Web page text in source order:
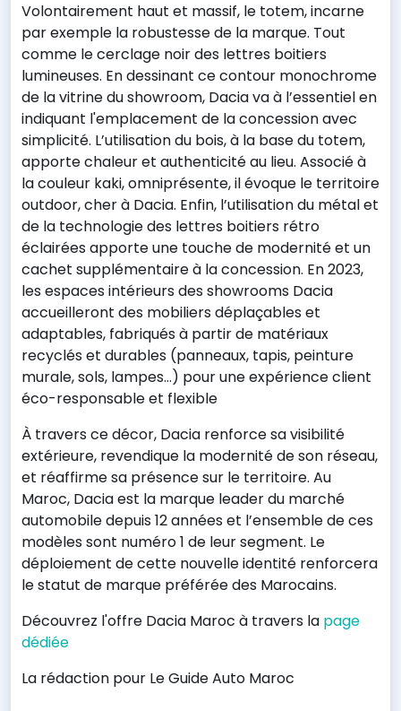
Volontairement haut et massif, le totem, incarne
par exemple la robustesse de la marque. Tout
comme le cerclage noir des lettres boitiers
lumineuses. En dessinant ce contour monochrome
de la vitrine du showroom, Dacia va à l’essentiel en
indiquant l'emplacement de la concession avec
simplicité. L’utilisation du bois, à la base du totem,
apporte chaleur et authenticité au lieu. Associé à
la couleur kaki, omniprésente, il évoque le territoire
outdoor, cher à Dacia. Enfin, l’utilisation du métal et
de la technologie des lettres boitiers rétro
éclairées apporte une touche de modernité et un
cachet supplémentaire à la concession. En 2023,
les espaces intérieurs des showrooms Dacia
accueilleront des mobiliers déplaçables et
adaptables, fabriqués à partir de matériaux
recyclés et durables (panneaux, tapis, peinture
murale, sols, lampes…) pour une expérience client
éco-responsable et flexible
À travers ce décor, Dacia renforce sa visibilité
extérieure, revendique la modernité de son réseau,
et réaffirme sa présence sur le territoire. Au
Maroc, Dacia est la marque leader du marché
automobile depuis 12 années et l’ensemble de ces
modèles sont numéro 1 de leur segment. Le
déploiement de cette nouvelle identité renforcera
le statut de marque préférée des Marocains.
Découvrez l'offre Dacia Maroc à travers la page
dédiée
La rédaction pour Le Guide Auto Maroc